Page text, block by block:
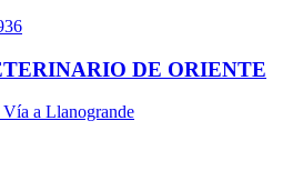
DE ORIENTE
a Llanogrande